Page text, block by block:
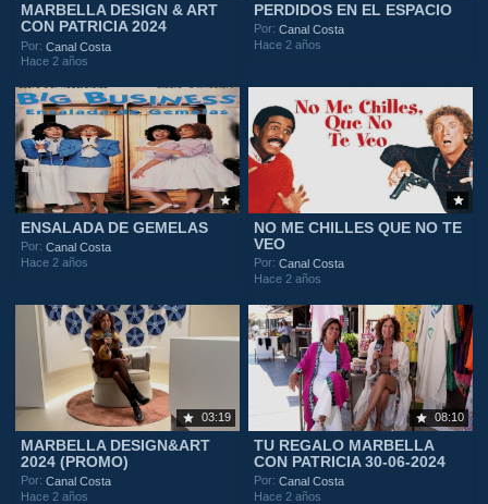
MARBELLA DESIGN & ART
CON PATRICIA 2024
Por:Canal Costa
Hace 2 años
PERDIDOS EN EL ESPACIO
Por:Canal Costa
Hace 2 años
ENSALADA DE GEMELAS
Por:Canal Costa
Hace 2 años
NO ME CHILLES QUE NO TE
VEO
Por:Canal Costa
Hace 2 años
03:19
MARBELLA DESIGN&ART
2024 (PROMO)
Por:Canal Costa
Hace 2 años
08:10
TU REGALO MARBELLA
CON PATRICIA 30-06-2024
Por:Canal Costa
Hace 2 años